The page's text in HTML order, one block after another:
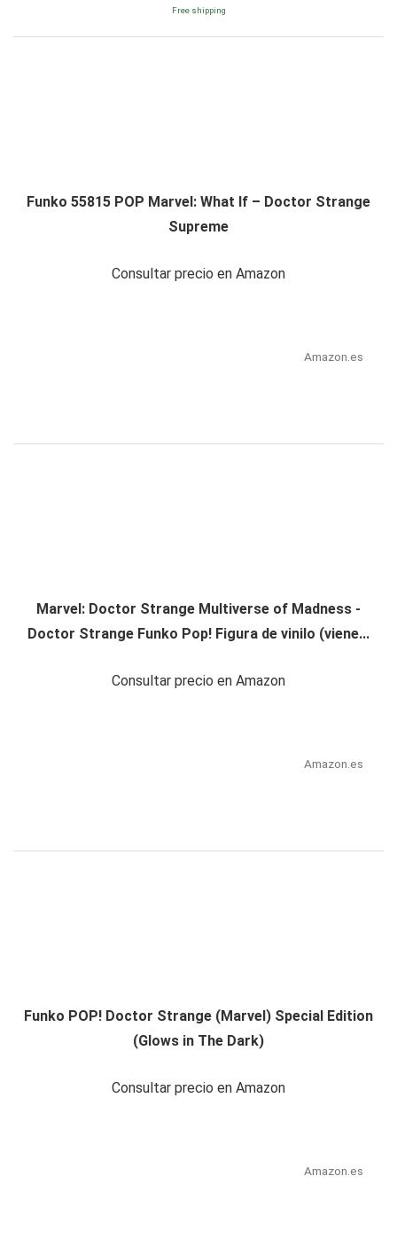
Free shipping
Funko 55815 POP Marvel: What If – Doctor Strange
Supreme
Consultar precio en Amazon
Amazon.es
Marvel: Doctor Strange Multiverse of Madness -
Doctor Strange Funko Pop! Figura de vinilo (viene...
Consultar precio en Amazon
Amazon.es
Funko POP! Doctor Strange (Marvel) Special Edition
(Glows in The Dark)
Consultar precio en Amazon
Amazon.es